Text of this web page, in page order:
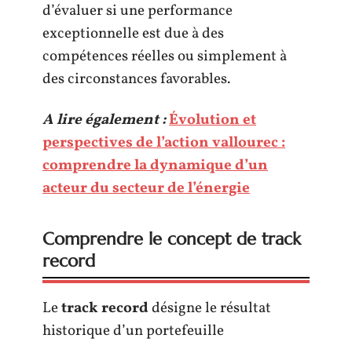
d’évaluer si une performance
exceptionnelle est due à des
compétences réelles ou simplement à
des circonstances favorables.
A lire également :Évolution et
perspectives de l’action vallourec :
comprendre la dynamique d’un
acteur du secteur de l’énergie
Comprendre le concept de track
record
Letrack recorddésigne le résultat
historique d’un portefeuille